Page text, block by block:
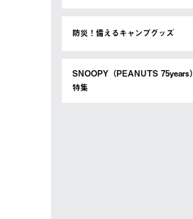
防災！備えるキャンプグッズ
SNOOPY（PEANUTS 75years）
特集